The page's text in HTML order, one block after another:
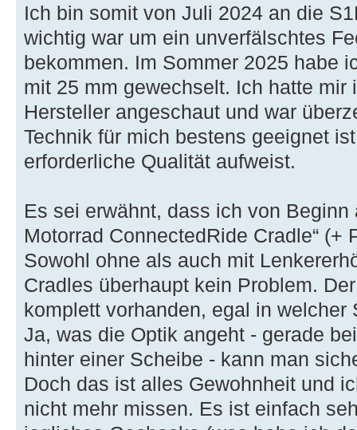
Ich bin somit von Juli 2024 an die
wichtig war um ein unverfälschtes
bekommen. Im Sommer 2025 habe
mit 25 mm gewechselt. Ich hatte mir
Hersteller angeschaut und war
Technik für mich bestens geeignet
erforderliche Qualität aufweist.
Es sei erwähnt, dass ich von
Motorrad ConnectedRide Cradle“ (+
Sowohl ohne als auch mit
Cradles überhaupt kein Problem.
komplett vorhanden, egal in welcher
Ja, was die Optik angeht - gerade
hinter einer Scheibe - kann man
Doch das ist alles Gewohnheit und
nicht mehr missen. Es ist einfach